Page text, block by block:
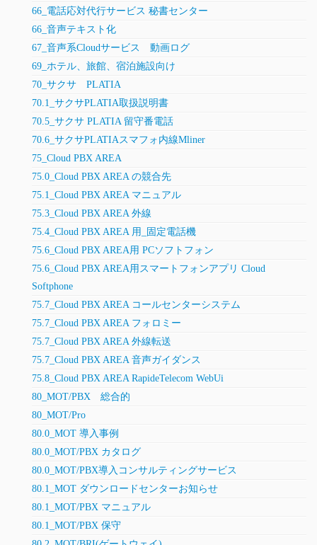
66_電話応対代行サービス 秘書センター
66_音声テキスト化
67_音声系Cloudサービス 動画ログ
69_ホテル、旅館、宿泊施設向け
70_サクサ PLATIA
70.1_サクサPLATIA取扱説明書
70.5_サクサ PLATIA 留守番電話
70.6_サクサPLATIAスマフォ内線Mliner
75_Cloud PBX AREA
75.0_Cloud PBX AREA の競合先
75.1_Cloud PBX AREA マニュアル
75.3_Cloud PBX AREA 外線
75.4_Cloud PBX AREA 用_固定電話機
75.6_Cloud PBX AREA用 PCソフトフォン
75.6_Cloud PBX AREA用スマートフォンアプリ Cloud
Softphone
75.7_Cloud PBX AREA コールセンターシステム
75.7_Cloud PBX AREA フォロミー
75.7_Cloud PBX AREA 外線転送
75.7_Cloud PBX AREA 音声ガイダンス
75.8_Cloud PBX AREA RapideTelecom WebUi
80_MOT/PBX 総合的
80_MOT/Pro
80.0_MOT 導入事例
80.0_MOT/PBX カタログ
80.0_MOT/PBX導入コンサルティングサービス
80.1_MOT ダウンロードセンターお知らせ
80.1_MOT/PBX マニュアル
80.1_MOT/PBX 保守